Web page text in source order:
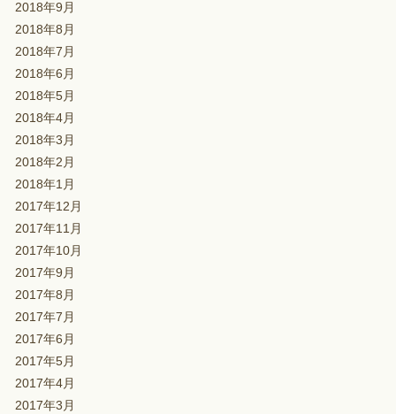
2018年9月
2018年8月
2018年7月
2018年6月
2018年5月
2018年4月
2018年3月
2018年2月
2018年1月
2017年12月
2017年11月
2017年10月
2017年9月
2017年8月
2017年7月
2017年6月
2017年5月
2017年4月
2017年3月